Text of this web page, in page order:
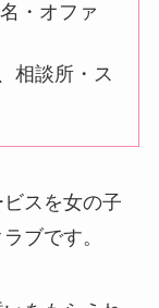
・オファ
相談所・ス
スを女の子
ブです。